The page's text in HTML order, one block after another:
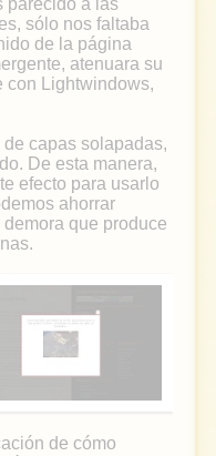
parecido a las
sólo nos faltaba
de la página
atenuara su
con Lightwindows,
capas solapadas,
De esta manera,
efecto para usarlo
ahorrar
que produce
de cómo